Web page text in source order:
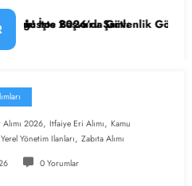
Alımları Başladı! KPSS’li ve
2026, Itfaiye Eri Alımı, Kamu
Yerel Yönetim Ilanları, Zabıta Alımı
0 Yorumlar